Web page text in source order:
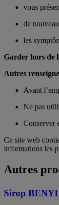
vous
de
les
Garder hors de
Autres
Avant
Ne pas
Conserver
Ce site web
informations les
Autres
Sirop